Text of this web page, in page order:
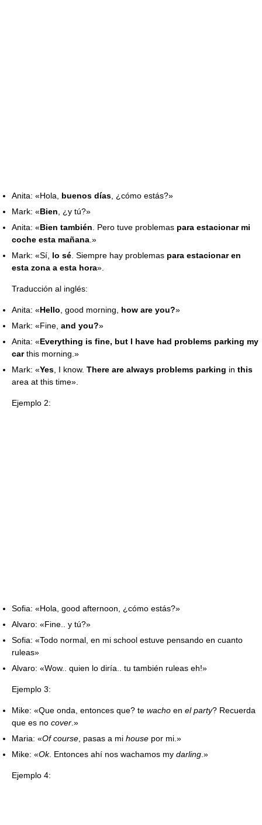
Anita: «Hola, buenos días , ¿cómo estás?»
Mark: «Bien , ¿y tú?»
Anita: «Bien también . Pero tuve problemas para estacionar mi
coche esta mañana .»
Mark: «Sí, lo sé . Siempre hay problemas para estacionar en
esta zona a esta hora».
Traducción al inglés:
Anita: «Hello , good morning, how are you?»
Mark: «Fine, and you?»
Anita: «Everything is fine, but I have had problems parking my
carthis morning.»
Mark: «Yes , I know. There are always problems parking in this
area at this time».
Ejemplo 2:
Sofia: «Hola, good afternoon, ¿cómo estás?»
Alvaro: «Fine.. y tú?»
Sofia: «Todo normal, en mi school estuve pensando en cuanto
ruleas»
Alvaro: «Wow.. quien lo diría.. tu también ruleas eh!»
Ejemplo 3:
Mike: «Que onda, entonces que? te wacho en el party? Recuerda
que es no cover .»
Maria: «Of course , pasas a mi house por mi.»
Mike: «Ok. Entonces ahí nos wachamos my darling .»
Ejemplo 4: